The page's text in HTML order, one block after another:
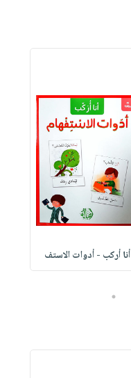
أنا أركب - أدوات الاستف
5